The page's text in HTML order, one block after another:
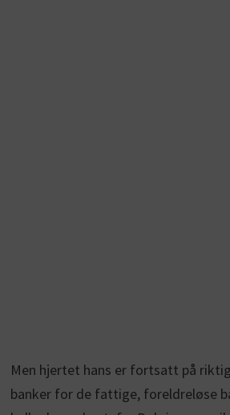
Men hjertet hans er fortsatt på
banker for de fattige, foreldreløse